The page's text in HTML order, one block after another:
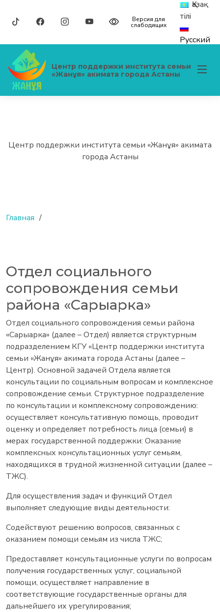
Версия для
слабодящих
Қазақ
тілі
Русский
Центр поддержки института семьи
«Жанұя» акимата города Астаны
Центр поддержки института семьи «Жанұя» акимата
города Астаны
Главная
Отдел социального
сопровождения семьи
района «Сарыарка»
Отдел социального сопровождения семьи района
«Сарыарка» (далее – Отдел) является структурным
подразделением КГУ «Центр поддержки института
семьи «Жанұя» акимата города Астаны (далее –
Центр). Основной задачей Отдела является
консультации по социальным вопросам и комплексное
сопровождение семьи. Структурное подразделение
по консультации и комплексному сопровождению:
осуществляет консультативную помощь, проводит
оценку и определяет потребность лица (семьи) в
мерах государственной поддержки: Оказание
комплексных консультационных услуг семьям,
находящихся в трудной жизненной ситуации (далее –
ТЖС).
Для осуществления задач и функций Отдел
выполняет следующие виды деятельности:
Содействуют решению вопросов, связанных с
оказанием помощи семьям из числа ТЖС;
Предоставляет консультационные услуги по вопросам
получения государственных услуг, социальной
помощи, осуществляет направление в
соответствующие государственные органы для
дальнейшего их урегулирования;